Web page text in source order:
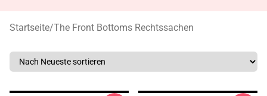
Startseite/The Front Bottoms Rechtssachen